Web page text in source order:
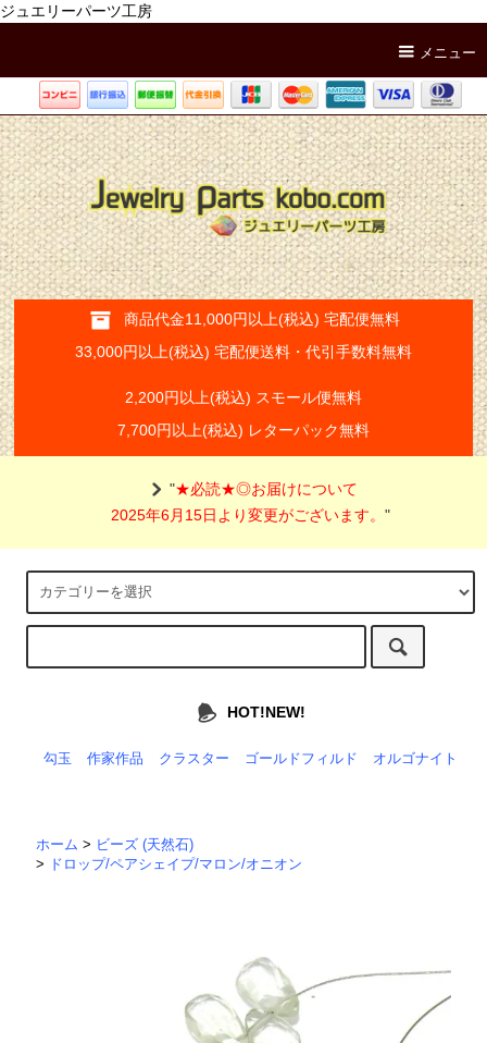
ジュエリーパーツ工房
メニュー
商品代金11,000円以上(税込) 宅配便無料
33,000円以上(税込) 宅配便送料・代引手数料無料
2,200円以上(税込) スモール便無料
7,700円以上(税込) レターパック無料
"★必読★◎お届けについて
2025年6月15日より変更がございます。"
HOT!NEW!
勾玉 作家作品 クラスター ゴールドフィルド オルゴナイト
ホーム > ビーズ (天然石)
>
ドロップ/ペアシェイプ/マロン/オニオン